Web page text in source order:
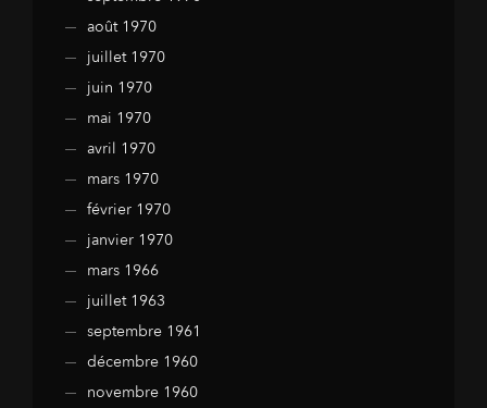
août 1970
juillet 1970
juin 1970
mai 1970
avril 1970
mars 1970
février 1970
janvier 1970
mars 1966
juillet 1963
septembre 1961
décembre 1960
novembre 1960